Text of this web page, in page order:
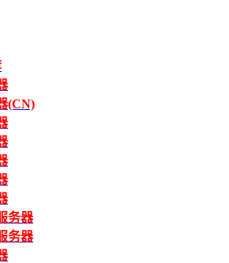
(CN)
务器
务器